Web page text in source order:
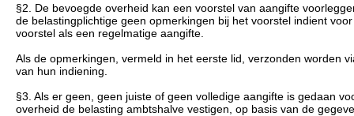
§2. De bevoegde overheid kan een voorstel van aangifte
de belastingplichtige geen opmerkingen bij het voorstel indient
voorstel als een regelmatige aangifte.
Als de opmerkingen, vermeld in het eerste lid, verzonden worden
van hun indiening.
§3. Als er geen, geen juiste of geen volledige aangifte is gedaan
overheid de belasting ambtshalve vestigen, op basis van de